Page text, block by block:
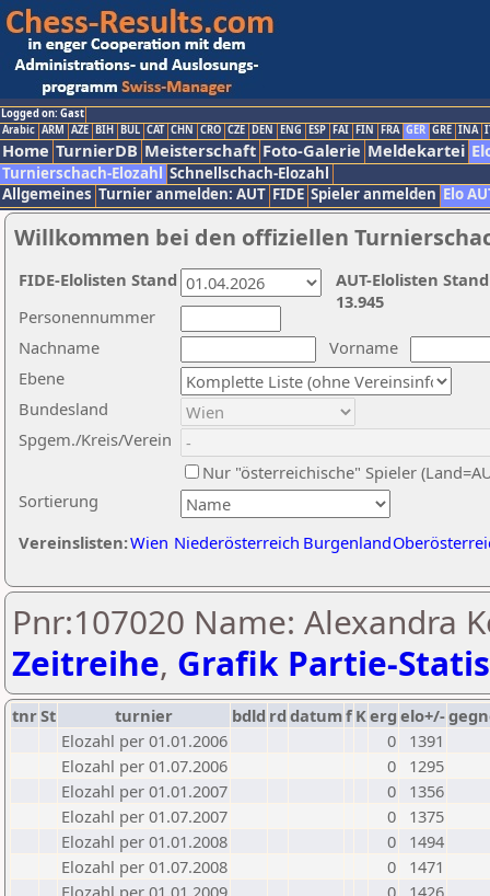
Logged on: Gast
Arabic ARM AZE BIH BUL CAT CHN CRO CZE DEN ENG ESP FAI FIN FRA GER GRE INA
Home TurnierDB Meisterschaft Foto-Galerie Meldekartei
Turnierschach-Elozahl Schnellschach-Elozahl
Allgemeines Turnier anmelden: AUT FIDE Spieler anmelden Elo
Willkommen bei den offiziellen
Nachname
Vorname
Ebene
Sortierung
Personennummer
Bundesland
Spgem./Kreis/Verein
Nur "österreichische" Spieler
Vereinslisten:Wien Niederösterreich Burgenland
AUT-Elolisten
13.945
FIDE-Elolisten Stand
Pnr:107020 Name: Alexandra
Zeitreihe, Grafik Partie-
tnrSt turnier bdld rd datumf Kerg elo+/-
Elozahl per 01.01.2006
0
1391
Elozahl per 01.07.2006
0
1295
Elozahl per 01.01.2007
0
1356
Elozahl per 01.07.2007
0
1375
Elozahl per 01.01.2008
0
1494
Elozahl per 01.07.2008
0
1471
Elozahl per 01.01.2009
0
1426